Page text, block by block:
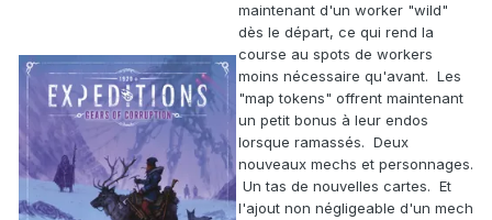
maintenant d'un worker "wild"
dès le départ, ce qui rend la
course au spots de workers
moins nécessaire qu'avant. Les
"map tokens" offrent maintenant
un petit bonus à leur endos
lorsque ramassés. Deux
nouveaux mechs et personnages.
Un tas de nouvelles cartes. Et
l'ajout non négligeable d'un mech